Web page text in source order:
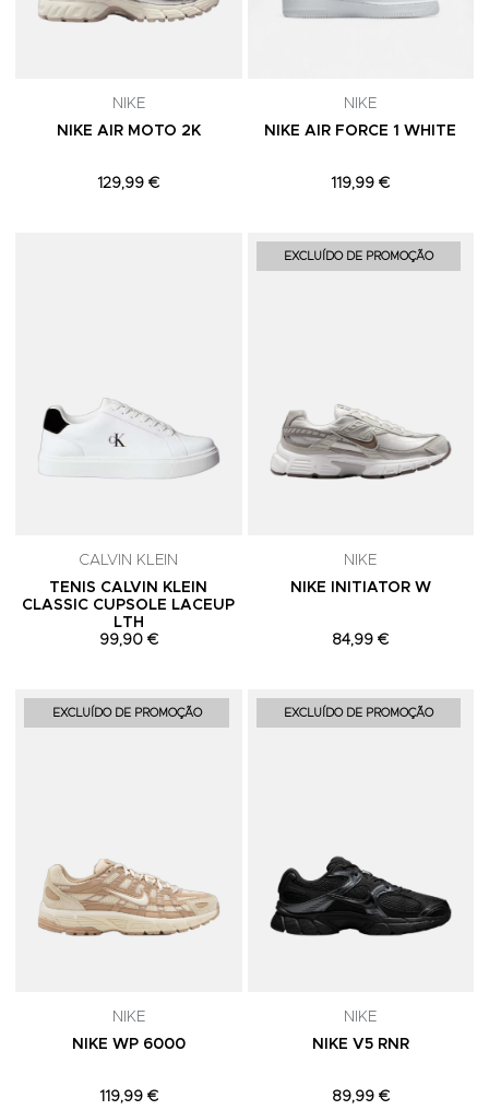
NIKE
NIKE AIR MOTO 2K
129,99 €
NIKE
NIKE AIR FORCE 1 WHITE
119,99 €
Adicionar aos Favoritos
CALVIN KLEIN
TENIS CALVIN KLEIN
CLASSIC CUPSOLE LACEUP
LTH
99,90 €
EXCLUÍDO DE PROMOÇÃO
NIKE
NIKE INITIATOR W
84,99 €
EXCLUÍDO DE PROMOÇÃO Adicionar aos Favoritos
NIKE
NIKE WP 6000
119,99 €
EXCLUÍDO DE PROMOÇÃO
NIKE
NIKE V5 RNR
89,99 €